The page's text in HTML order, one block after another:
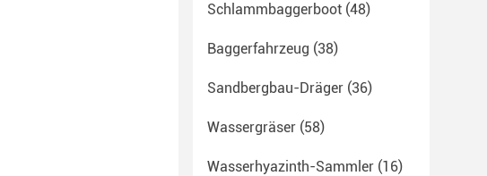
Schlammbaggerboot (48)
Baggerfahrzeug (38)
Sandbergbau-Dräger (36)
Wassergräser (58)
Wasserhyazinth-Sammler (16)